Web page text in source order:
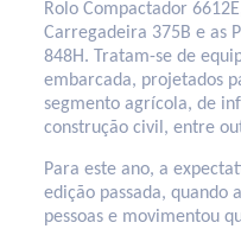
Rolo Compactador
Carregadeira 375B e as
848H. Tratam-se de
embarcada, projetados
segmento agrícola, de
construção civil, entre
Para este ano, a
edição passada, quando
pessoas e movimentou